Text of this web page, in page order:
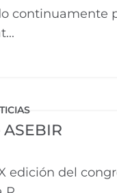
continuamente
edición del